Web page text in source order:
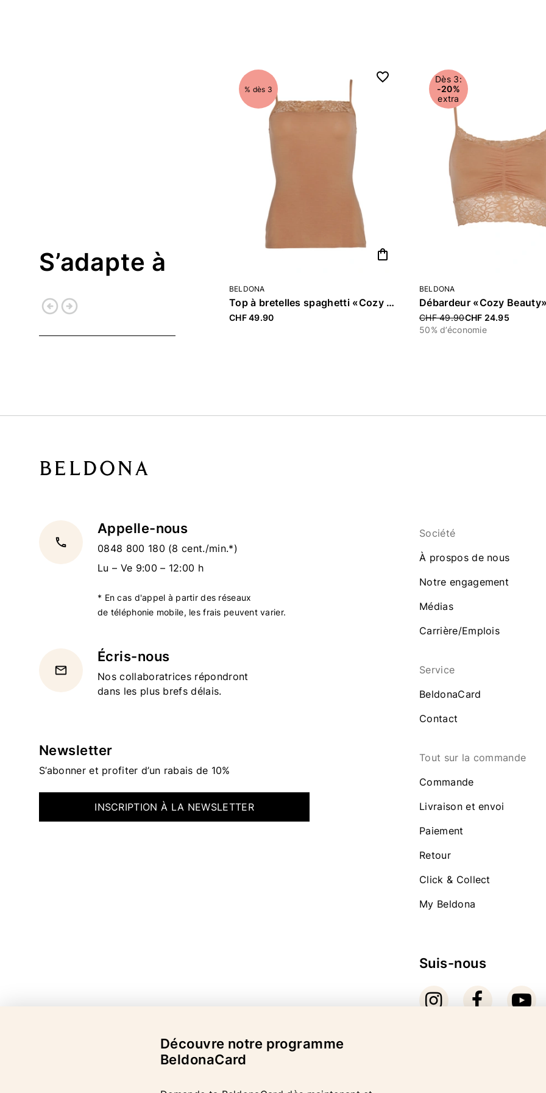
S’adapte à
arrow_circle_leftarrow_circle_right
shopping_bag
% dès 3
BELDONA
Top à bretelles spaghetti «Cozy Beauty»
CHF 49.90
Dès 3:
-20%
extra
BELDONA
Débardeur «Cozy Beauty»
Price reduced from
CHF 49.90CHF 24.95
50% d’économie
local_phone
Appelle-nous
0848 800 180 (8 cent./min.*)
Lu – Ve 9:00 – 12:00 h
* En cas d'appel à partir des réseaux
de téléphonie mobile, les frais peuvent varier.
email
Écris-nous
Nos collaboratrices répondront
dans les plus brefs délais.
Newsletter
S’abonner et profiter d’un rabais de 10%
INSCRIPTION À LA NEWSLETTER
Société
À prospos de nous
Notre engagement
Médias
Carrière/Emplois
Service
BeldonaCard
Contact
Tout sur la commande
Commande
Livraison et envoi
Paiement
Retour
Click & Collect
My Beldona
Suis-nous
Découvre notre programme
BeldonaCard